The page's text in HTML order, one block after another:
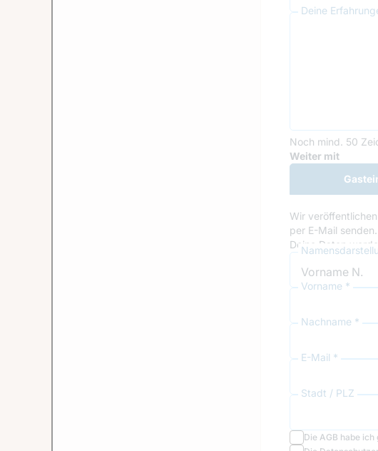
Deine
Noch mind. 50
Google
Weiter mit
Wir
per E-Mail
Deine Daten
Vorname *
Nachname *
E-Mail *
Stadt / PLZ
Die AGB habe ich